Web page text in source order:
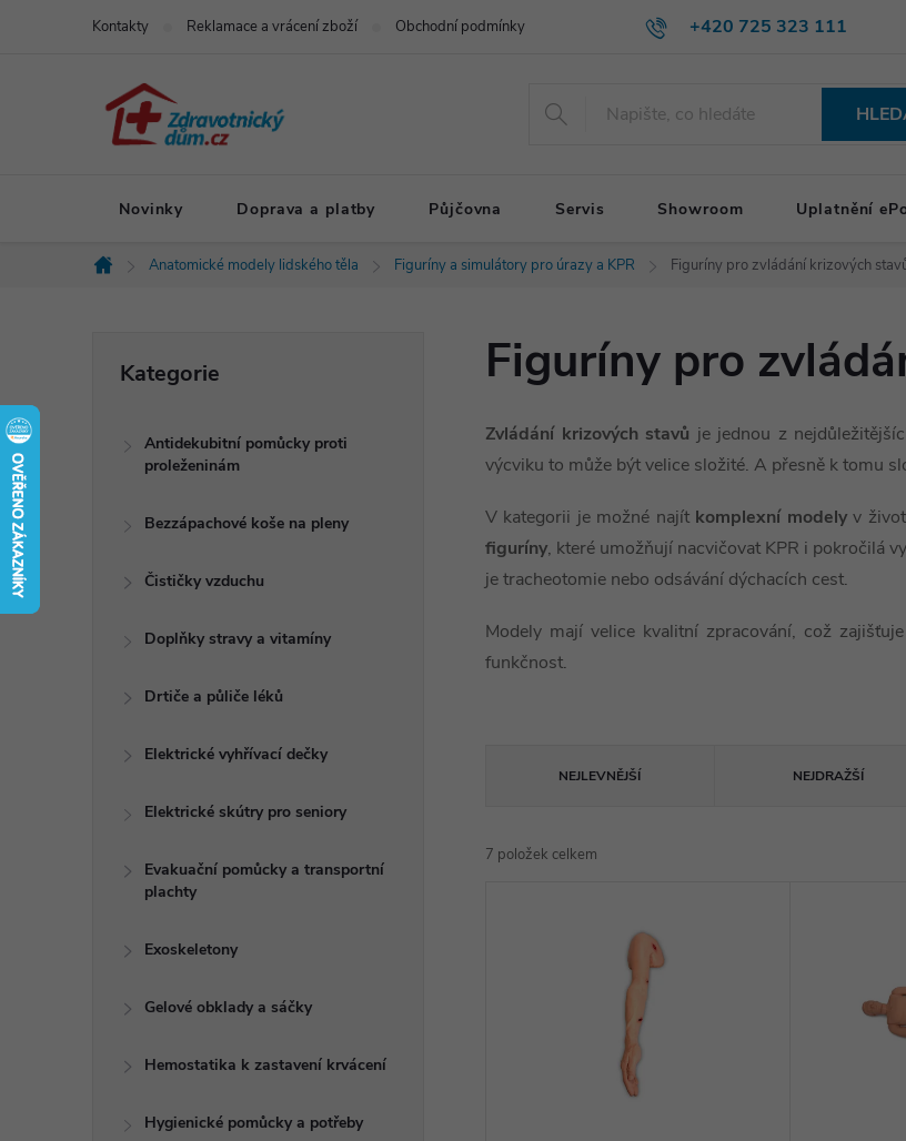
+420 725 323 111
Kontakty Reklamace a vrácení zboží Obchodní podmínky
Novinky Doprava a platby Půjčovna Servis Showroom Uplatnění
Domů
Anatomické modely lidského těla Figuríny a simulátory pro úrazy a KPR Figuríny pro zvládání krizových
kategorie
Kategorie
Antidekubitní pomůcky proti
proleženinám
Bezzápachové koše na pleny
Čističky vzduchu
Doplňky stravy a vitamíny
Drtiče a půliče léků
Elektrické vyhřívací dečky
Elektrické skútry pro seniory
Evakuační pomůcky a transportní
plachty
Exoskeletony
Gelové obklady a sáčky
Hemostatika k zastavení krvácení
Hygienické pomůcky a potřeby
Figuríny pro
Zvládání krizových stavů je jednou z
výcviku to může být velice složité. A přesně k tomu
V kategorii je možné najít komplexní modelyv
figuríny, které umožňují nacvičovat KPR i pokročilá
je tracheotomie nebo odsávání dýchacích cest.
Modely mají velice kvalitní zpracování, což
funkčnost.
z
NEJLEVNĚJŠÍ NEJDRAŽŠÍ
7 položek celkem